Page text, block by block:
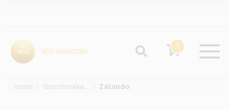
0
Home Geschenkkarten Zalando